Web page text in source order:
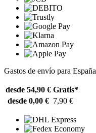
Gastos de envío para España
desde 54,90 € Gratis*
desde 0,00 € 7,90 €